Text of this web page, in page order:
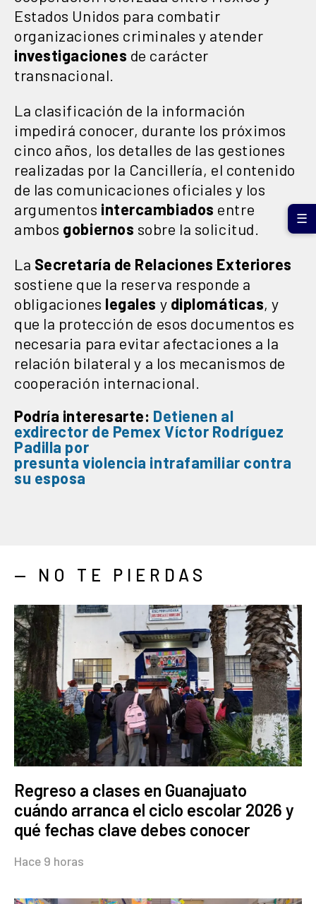
Estados Unidos para combatir
organizaciones criminales y atender
investigaciones de carácter
transnacional.
La clasificación de la información
impedirá conocer, durante los próximos
cinco años, los detalles de las gestiones
realizadas por la Cancillería, el contenido
de las comunicaciones oficiales y los
argumentos intercambiados entre
ambos gobiernos sobre la solicitud.
La Secretaría de Relaciones Exteriores
sostiene que la reserva responde a
obligaciones legales y diplomáticas, y
que la protección de esos documentos es
necesaria para evitar afectaciones a la
relación bilateral y a los mecanismos de
cooperación internacional.
Podría interesarte: Detienen al
exdirector de PemexVíctor Rodríguez
Padilla por
presunta violencia intrafamiliar contra
su esposa
— NO TE PIERDAS
Regreso a clases en Guanajuato
cuándo arranca el ciclo escolar 2026 y
qué fechas clave debes conocer
Hace 9 horas
☰